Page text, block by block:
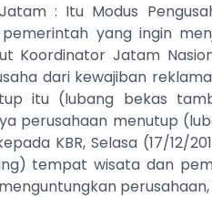
: Itu Modus
yang ingin
Koordinator Jatam
dari kewajiban
itu (lubang bekas
perusahaan menutup
KBR, Selasa (17/12/
tempat wisata dan